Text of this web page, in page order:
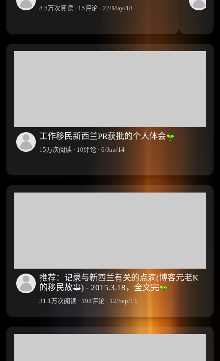
8.5万次阅读 · 15评论 · 22/May/18
万
工作移民新西兰PR获批的个人体会
15万次阅读 · 10评论 · 6/Jun/14
推荐：记录与新西兰有关的点滴(博客元老K
的移民故事) - 2015.3.18，全文完
31.1万次阅读 · 198评论 · 12/Sep/13